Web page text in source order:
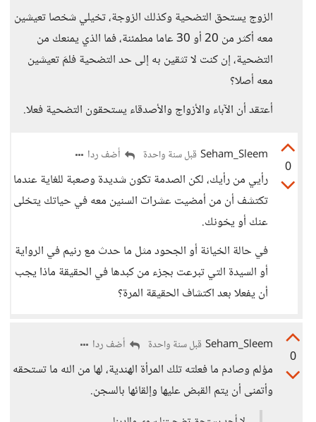
الزوج يستحق التضحية وكذلك الزوجة، تخيلي شخصا تعيشين
معه أكثر من 20 أو 30 عاما مطمئنة، فما الذي يمنعك من
التضحية، إن كنت لا تثقين به إلى حد التضحية فلمَ تعيشين
معه أصلا؟
أعتقد أن الآباء والأزواج والأصدقاء يستحقون التضحية فعلا.
0
Seham_Sleem قبل سنة واحدة أضف ردا
رأيي من رأيك، لكن الصدمة تكون شديدة وصعبة للغاية عندما
تكتشف أن من أمضيت عشرات السنين معه في حياتك يتخلى
عنك أو يخونك.
في حالة الخيانة أو الجحود مثل ما حدث مع رنيم في الرواية
أو السيدة التي تبرعت بجزء من كبدها في الحقيقة ماذا يجب
أن يفعلا بعد اكتشاف الحقيقة المرة؟
0
Seham_Sleem قبل سنة واحدة أضف ردا
مؤلم وصادم ما فعلته تلك المرأة الهندية، لها من الله ما تستحقه
وأتمنى أن يتم القبض عليها وإلقائها بالسجن.